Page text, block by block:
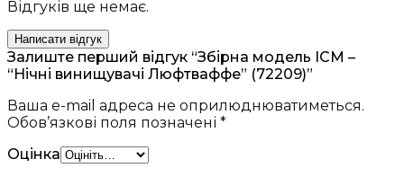
Відгуків ще немає.
Написати відгук
Залиште перший відгук “Збірна модель ICM –
“Нічні винищувачі Люфтваффе” (72209)”
Ваша e-mail адреса не оприлюднюватиметься.
Обов’язкові поля позначені *
Оцінка